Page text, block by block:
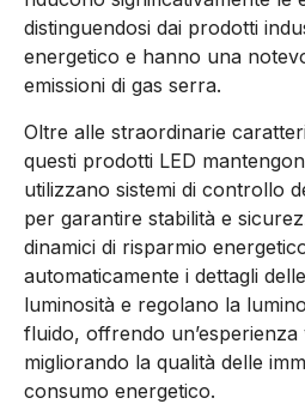
distinguendosi dai prodotti
energetico e hanno una
emissioni di gas serra.
Oltre alle straordinarie
questi prodotti LED
utilizzano sistemi di controllo
per garantire stabilità e
dinamici di risparmio
automaticamente i dettagli
luminosità e regolano la
fluido, offrendo
migliorando la qualità delle
consumo energetico.